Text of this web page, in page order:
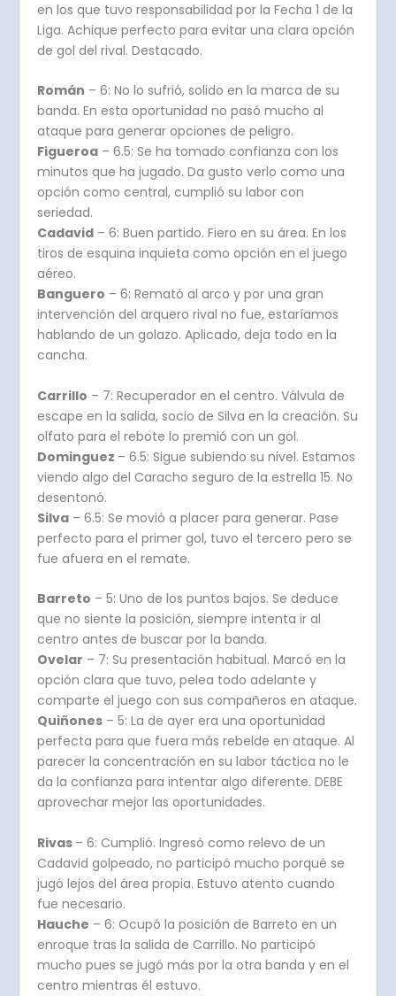
en los que tuvo responsabilidad por la Fecha 1 de la
Liga. Achique perfecto para evitar una clara opción
de gol del rival. Destacado.
Román – 6: No lo sufrió, solido en la marca de su
banda. En esta oportunidad no pasó mucho al
ataque para generar opciones de peligro.
Figueroa – 6.5: Se ha tomado confianza con los
minutos que ha jugado. Da gusto verlo como una
opción como central, cumplió su labor con
seriedad.
Cadavid – 6: Buen partido. Fiero en su área. En los
tiros de esquina inquieta como opción en el juego
aéreo.
Banguero – 6: Remató al arco y por una gran
intervención del arquero rival no fue, estaríamos
hablando de un golazo. Aplicado, deja todo en la
cancha.
Carrillo – 7: Recuperador en el centro. Válvula de
escape en la salida, socio de Silva en la creación. Su
olfato para el rebote lo premió con un gol.
Dominguez – 6.5: Sigue subiendo su nivel. Estamos
viendo algo del Caracho seguro de la estrella 15. No
desentonó.
Silva – 6.5: Se movió a placer para generar. Pase
perfecto para el primer gol, tuvo el tercero pero se
fue afuera en el remate.
Barreto – 5: Uno de los puntos bajos. Se deduce
que no siente la posición, siempre intenta ir al
centro antes de buscar por la banda.
Ovelar – 7: Su presentación habitual. Marcó en la
opción clara que tuvo, pelea todo adelante y
comparte el juego con sus compañeros en ataque.
Quiñones – 5: La de ayer era una oportunidad
perfecta para que fuera más rebelde en ataque. Al
parecer la concentración en su labor táctica no le
da la confianza para intentar algo diferente. DEBE
aprovechar mejor las oportunidades.
Rivas – 6: Cumplió. Ingresó como relevo de un
Cadavid golpeado, no participó mucho porqué se
jugó lejos del área propia. Estuvo atento cuando
fue necesario.
Hauche – 6: Ocupó la posición de Barreto en un
enroque tras la salida de Carrillo. No participó
mucho pues se jugó más por la otra banda y en el
centro mientras él estuvo.